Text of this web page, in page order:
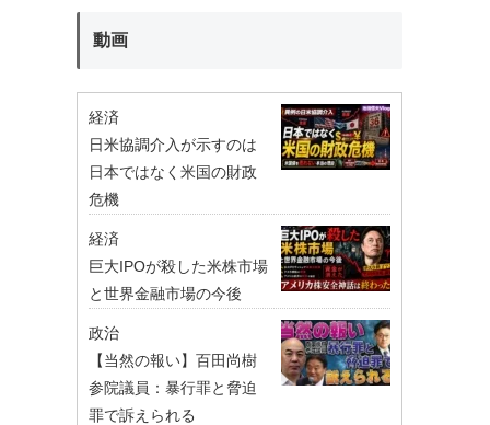
動画
経済
日米協調介入が示すのは
日本ではなく米国の財政
危機
経済
巨大IPOが殺した米株市場
と世界金融市場の今後
政治
【当然の報い】百田尚樹
参院議員：暴行罪と脅迫
罪で訴えられる